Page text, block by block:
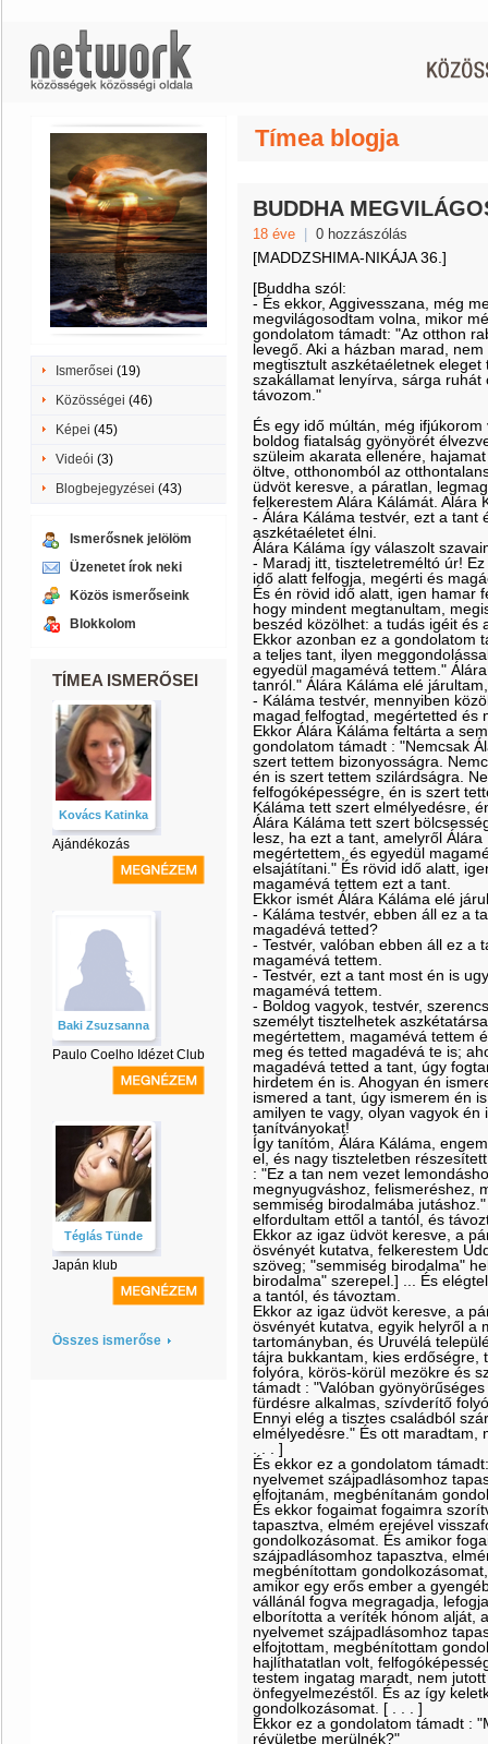
Ismerősei (19)
Közösségei (46)
Képei (45)
Videói (3)
Blogbejegyzései (43)
Ismerősnek jelölöm
Üzenetet írok neki
Közös ismerőseink
Blokkolom
TÍMEA ISMERŐSEI
Kovács Katinka
Ajándékozás
Baki Zsuzsanna
Paulo Coelho Idézet Club
Téglás Tünde
Japán klub
Összes ismerőse
Tímea blogja
BUDDHA
18 éve 0 hozzászólás
[MADDZSHIMA-NIKÁJA 36.]
[Buddha szól:
- És ekkor, Aggivesszana, még
megvilágosodtam volna, mikor
gondolatom támadt: "Az otthon
levegő. Aki a házban marad,
megtisztult aszkétaéletnek
szakállamat lenyírva, sárga
távozom."
És egy idő múltán, még
boldog fiatalság gyönyörét
szüleim akarata ellenére,
öltve, otthonomból az
üdvöt keresve, a páratlan,
felkerestem Alára Kálámát. Alára
- Álára Káláma testvér, ezt a tant
aszkétaéletet élni.
Álára Káláma így válaszolt
- Maradj itt, tiszteletreméltó úr!
idő alatt felfogja, megérti és
És én rövid idő alatt, igen hamar
hogy mindent megtanultam,
beszéd közölhet: a tudás igéit és
Ekkor azonban ez a gondolatom
a teljes tant, ilyen
egyedül magamévá tettem."
tanról." Álára Káláma elé
- Káláma testvér, mennyiben
magad felfogtad, megértetted és
Ekkor Álára Káláma feltárta a
gondolatom támadt : "Nemcsak
szert tettem bizonyosságra.
én is szert tettem szilárdságra.
felfogóképességre, én is szert
Káláma tett szert elmélyedésre,
Álára Káláma tett szert
lesz, ha ezt a tant, amelyről
megértettem, és egyedül
elsajátítani." És rövid idő alatt,
magamévá tettem ezt a tant.
Ekkor ismét Álára Káláma elé
- Káláma testvér, ebben áll ez a
magadévá tetted?
- Testvér, valóban ebben áll ez a
magamévá tettem.
- Testvér, ezt a tant most én is
magamévá tettem.
- Boldog vagyok, testvér,
személyt tisztelhetek
megértettem, magamévá tettem
meg és tetted magadévá te is;
magadévá tetted a tant, úgy
hirdetem én is. Ahogyan én
ismered a tant, úgy ismerem én
amilyen te vagy, olyan vagyok
tanítványokat!
Így tanítóm, Álára Káláma,
el, és nagy tiszteletben
: "Ez a tan nem vezet
megnyugváshoz, felismeréshez,
semmiség birodalmába
elfordultam ettől a tantól, és
Ekkor az igaz üdvöt keresve, a
ösvényét kutatva, felkerestem
szöveg; "semmiség birodalma"
birodalma" szerepel.] ... És
a tantól, és távoztam.
Ekkor az igaz üdvöt keresve, a
ösvényét kutatva, egyik helyről a
tartományban, és Uruvélá
tájra bukkantam, kies erdőségre,
folyóra, körös-körül mezökre és
támadt : "Valóban
fürdésre alkalmas, szívderítő
Ennyi elég a tisztes családból
elmélyedésre." És ott maradtam,
. . . ]
És ekkor ez a gondolatom
nyelvemet szájpadlásomhoz
elfojtanám, megbénítanám
És ekkor fogaimat fogaimra
tapasztva, elmém erejével
gondolkozásomat. És amikor
szájpadlásomhoz tapasztva,
megbénítottam
amikor egy erős ember a
vállánál fogva megragadja,
elborította a veríték hónom alját,
nyelvemet szájpadlásomhoz
elfojtottam, megbénítottam
hajlíthatatlan volt,
testem ingatag maradt, nem
önfegyelmezéstől. És az így
gondolkozásomat. [ . . . ]
Ekkor ez a gondolatom támadt :
révületbe merülnék?"